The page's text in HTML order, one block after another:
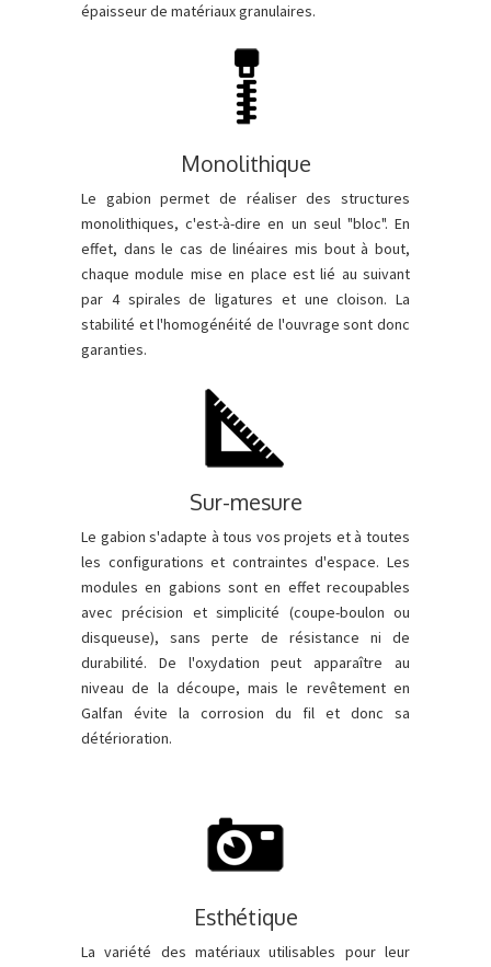
épaisseur de matériaux granulaires.
Monolithique
Le gabion permet de réaliser des structures
monolithiques, c'est-à-dire en un seul "bloc". En
effet, dans le cas de linéaires mis bout à bout,
chaque module mise en place est lié au suivant
par 4 spirales de ligatures et une cloison. La
stabilité et l'homogénéité de l'ouvrage sont donc
garanties.
Sur-mesure
Le gabion s'adapte à tous vos projets et à toutes
les configurations et contraintes d'espace. Les
modules en gabions sont en effet recoupables
avec précision et simplicité (coupe-boulon ou
disqueuse), sans perte de résistance ni de
durabilité. De l'oxydation peut apparaître au
niveau de la découpe, mais le revêtement en
Galfan évite la corrosion du fil et donc sa
détérioration.
Esthétique
La variété des matériaux utilisables pour leur